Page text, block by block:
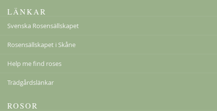
LÄNKAR
Svenska Rosensällskapet
Rosensällskapet i Skåne
Help me find roses
Trädgårdslänkar
ROSOR